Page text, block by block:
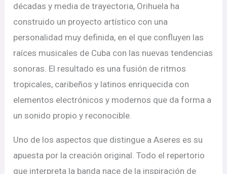
décadas y media de trayectoria, Orihuela ha
construido un proyecto artístico con una
personalidad muy definida, en el que confluyen las
raíces musicales de Cuba con las nuevas tendencias
sonoras. El resultado es una fusión de ritmos
tropicales, caribeños y latinos enriquecida con
elementos electrónicos y modernos que da forma a
un sonido propio y reconocible.
Uno de los aspectos que distingue a Aseres es su
apuesta por la creación original. Todo el repertorio
que interpreta la banda nace de la inspiración de